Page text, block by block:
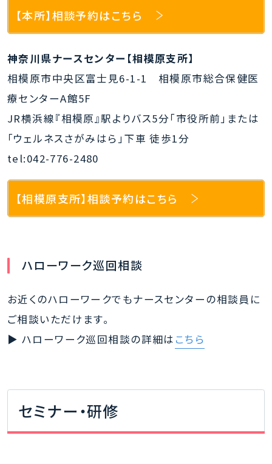
STEP
接
就
業
【本所】相談予約はこちら
神奈川県ナースセンター【相模原支所】
相模原市中央区富士見6-1-1 相模原市総合保健医
療センターA館5F
JR横浜線『相模原』駅よりバス5分「市役所前」または
「ウェルネスさがみはら」下車 徒歩1分
tel:042-776-2480
【相模原支所】相談予約はこちら
ハローワーク巡回相談
お近くのハローワークでもナースセンターの相談員に
ご相談いただけます。
▶ ハローワーク巡回相談の詳細は こちら
セミナー・研修